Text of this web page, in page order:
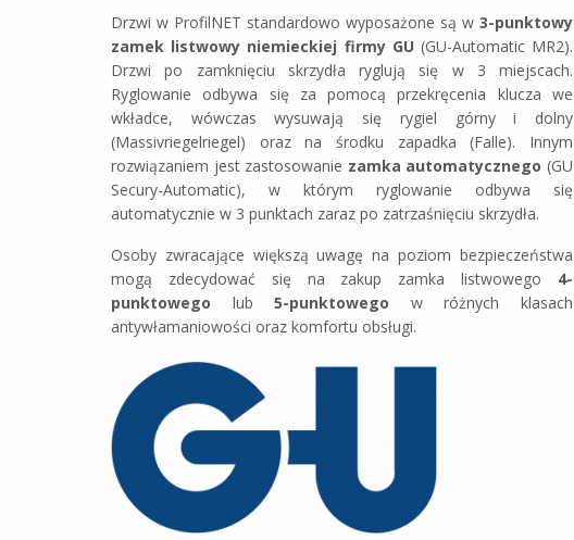
Drzwi w ProfilNET standardowo wyposażone są w 3-punktowy
zamek listwowy niemieckiej firmy GU (GU-Automatic MR2).
Drzwi po zamknięciu skrzydła ryglują się w 3 miejscach.
Ryglowanie odbywa się za pomocą przekręcenia klucza we
wkładce, wówczas wysuwają się rygiel górny i dolny
(Massivriegelriegel) oraz na środku zapadka (Falle). Innym
rozwiązaniem jest zastosowanie zamka automatycznego (GU
Secury-Automatic), w którym ryglowanie odbywa się
automatycznie w 3 punktach zaraz po zatrzaśnięciu skrzydła.
Osoby zwracające większą uwagę na poziom bezpieczeństwa
mogą zdecydować się na zakup zamka listwowego 4-
punktowego lub5-punktowego w różnych klasach
antywłamaniowości oraz komfortu obsługi.